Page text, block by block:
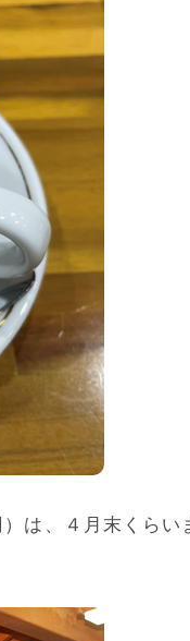
は、４月末くら